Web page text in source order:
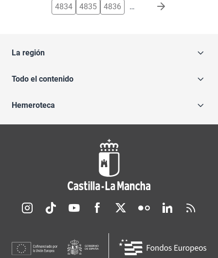
4834
4835 4836 …
La región
Todo el contenido
Hemeroteca
Redes sociales JCCM